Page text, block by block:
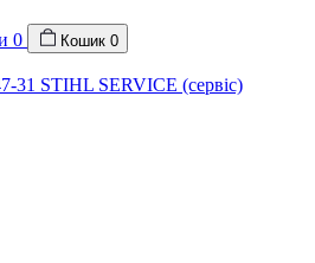
0 Кошик 0
31 STIHL SERVICE (сервіс)